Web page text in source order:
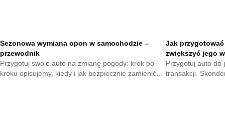
Sezonowa wymiana opon w samochodzie –
przewodnik
Przygotuj swoje auto na zmianę pogody: krok po
kroku opisujemy, kiedy i jak bezpiecznie zamienić
Jak
zwiększyć jego
Przygotuj auto do
transakcji.